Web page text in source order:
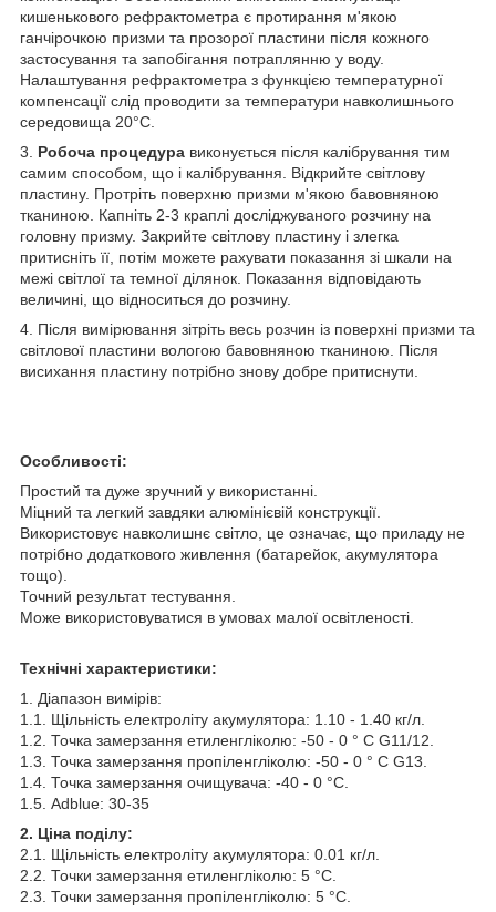
кишенькового рефрактометра є протирання м'якою
ганчірочкою призми та прозорої пластини після кожного
застосування та запобігання потраплянню у воду.
Налаштування рефрактометра з функцією температурної
компенсації слід проводити за температури навколишнього
середовища 20°C.
3. Робоча процедура виконується після калібрування тим
самим способом, що і калібрування. Відкрийте світлову
пластину. Протріть поверхню призми м'якою бавовняною
тканиною. Капніть 2-3 краплі досліджуваного розчину на
головну призму. Закрийте світлову пластину і злегка
притисніть її, потім можете рахувати показання зі шкали на
межі світлої та темної ділянок. Показання відповідають
величині, що відноситься до розчину.
4. Після вимірювання зітріть весь розчин із поверхні призми та
світлової пластини вологою бавовняною тканиною. Після
висихання пластину потрібно знову добре притиснути.
Особливості:
Простий та дуже зручний у використанні.
Міцний та легкий завдяки алюмінієвій конструкції.
Використовує навколишнє світло, це означає, що приладу не
потрібно додаткового живлення (батарейок, акумулятора
тощо).
Точний результат тестування.
Може використовуватися в умовах малої освітленості.
Технічні характеристики:
1. Діапазон вимірів:
1.1. Щільність електроліту акумулятора: 1.10 - 1.40 кг/л.
1.2. Точка замерзання етиленгліколю: -50 - 0 ° С G11/12.
1.3. Точка замерзання пропіленгліколю: -50 - 0 ° С G13.
1.4. Точка замерзання очищувача: -40 - 0 °С.
1.5. Adblue: 30-35
2. Ціна поділу:
2.1. Щільність електроліту акумулятора: 0.01 кг/л.
2.2. Точки замерзання етиленгліколю: 5 °С.
2.3. Точки замерзання пропіленгліколю: 5 °С.